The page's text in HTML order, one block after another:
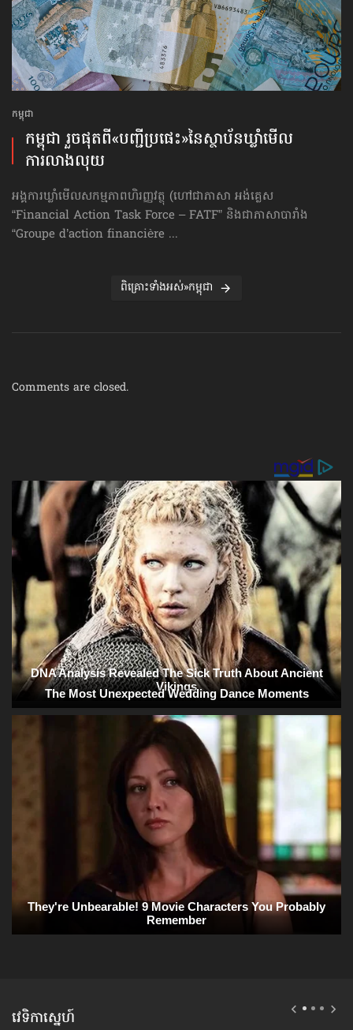
កម្ពុជា
កម្ពុជា រួចផុតពី«បញ្ជីប្រផេះ»​នៃស្ថាប័ន​ឃ្លាំមើល​
ការលាងលុយ
អង្គការឃ្លាំមើលសកម្មភាពហិរញ្ញវត្ថុ (ហៅ​ជា​ភាសា អង់គ្លេស
“Financial Action Task Force – FATF” និងជាភាសាបារាំង
“Groupe d’action financière ...
ពិគ្រោះទាំងអស់»កម្ពុជា
Comments are closed.
វេទិកាស្នេហ៍